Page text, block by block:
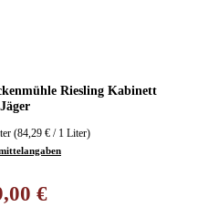
Riesling Kabinett
Jäger
(84,29 € / 1 Liter)
€